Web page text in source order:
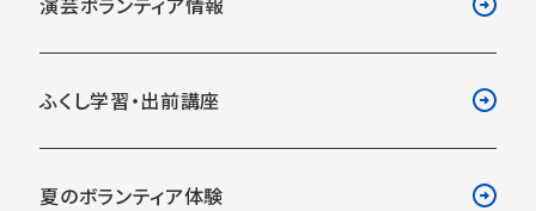
ふくし学習・出前講座
夏のボランティア体験